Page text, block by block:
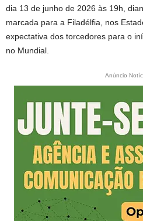
dia 13 de junho de 2026 às 19h,
marcada para a Filadélfia, nos
expectativa dos torcedores para o
no Mundial.
Anúncio